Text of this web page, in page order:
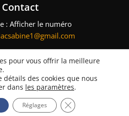
Contact
: Afficher le numéro
– 2023 – Mentions légales
:Multimed Solutions
pour vous offrir la meilleure
détails des cookies que nous
dans les paramètres.
Réglages Fermer la